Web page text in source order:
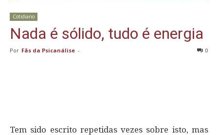
Cotidiano
Nada é sólido, tudo é energia
Por Fãs da Psicanálise - 0
Tem sido escrito repetidas vezes sobre isto, mas